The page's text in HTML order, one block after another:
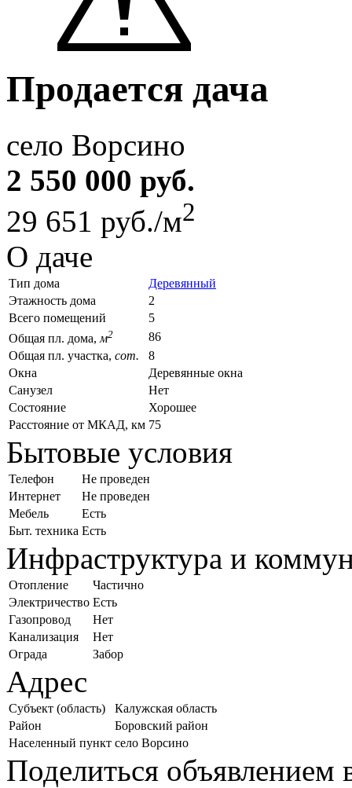
Продается дача
село Ворсино
2 550 000 руб.
29 651 руб./м2
О даче
Тип дома
Деревянный
Этажность дома
2
Всего помещений
5
Общая пл. дома, м2
86
Общая пл. участка, сот.
8
Окна
Деревянные окна
Санузел
Нет
Состояние
Хорошее
Расстояние от МКАД, км 75
Бытовые условия
Телефон
Не проведен
Интернет
Не проведен
Мебель
Есть
Быт. техника Есть
Инфраструктура и
Отопление
Частично
Электричество Есть
Газопровод
Нет
Канализация
Нет
Ограда
Забор
Адрес
Субъект (область)
Калужская область
Район
Боровский район
Населенный пункт село Ворсино
Поделиться объявлением